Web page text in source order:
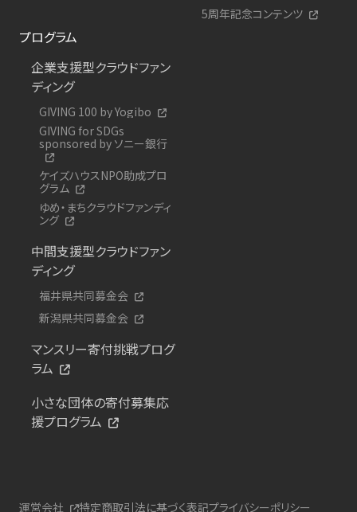
5周年記念コンテンツ
プログラム
企業支援型クラウドファン
ディング
GIVING 100 by Yogibo
GIVING for SDGs
sponsored by ソニー銀行
ケイズハウスNPO助成プロ
グラム
ゆめ・まちクラウドファンディ
ング
中間支援型クラウドファン
ディング
福井県共同募金会
新潟県共同募金会
マンスリー寄付挑戦プログ
ラム
小さな団体の寄付募集応
援プログラム
運営会社 特定商取引法に基づく表記プライバシーポリシー